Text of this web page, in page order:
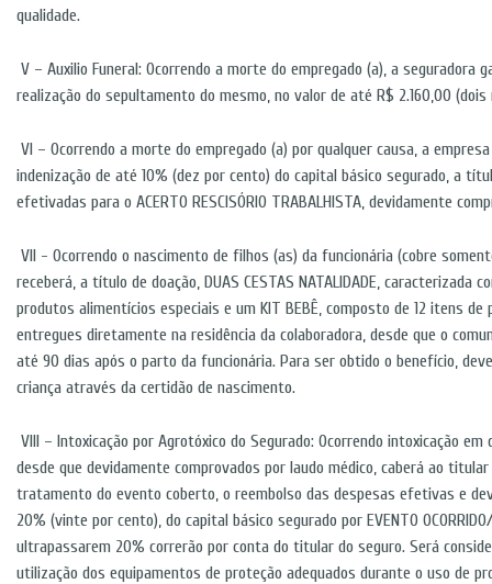
qualidade.
V – Auxilio Funeral: Ocorrendo a morte do empregado (a), a seguradora
realização do sepultamento do mesmo, no valor de até R$ 2.160,00
VI – Ocorrendo a morte do empregado (a) por qualquer causa, a
indenização de até 10% (dez por cento) do capital básico segurado, a
efetivadas para o ACERTO RESCISÓRIO TRABALHISTA, devidamente
VII - Ocorrendo o nascimento de filhos (as) da funcionária (cobre
receberá, a título de doação, DUAS CESTAS NATALIDADE, caracterizada
produtos alimentícios especiais e um KIT BEBÊ, composto de 12 itens
entregues diretamente na residência da colaboradora, desde que o
até 90 dias após o parto da funcionária. Para ser obtido o benefício,
criança através da certidão de nascimento.
VIII – Intoxicação por Agrotóxico do Segurado: Ocorrendo intoxicação
desde que devidamente comprovados por laudo médico, caberá ao
tratamento do evento coberto, o reembolso das despesas efetivas e
20% (vinte por cento), do capital básico segurado por EVENTO
ultrapassarem 20% correrão por conta do titular do seguro. Será
utilização dos equipamentos de proteção adequados durante o uso de